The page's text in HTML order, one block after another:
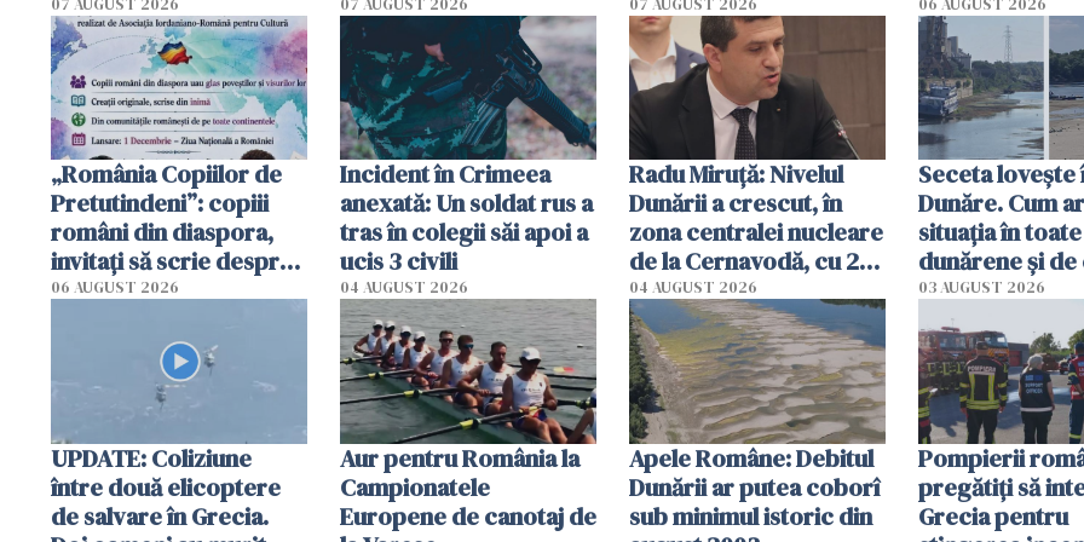
Poliția l-a identificat
07 AUGUST 2026
platforme": "Mi-au
cerut 1200 lei să mă
tracteze"
07 AUGUST 2026
începe la 1 octombrie
07 AUGUST 2026 06 AUGUST 2026
„România Copiilor de
Pretutindeni”: copiii
români din diaspora,
invitați să scrie despre
România într-un volum
06 AUGUST 2026
Incident în Crimeea
anexată: Un soldat rus a
tras în colegii săi apoi a
ucis 3 civili
04 AUGUST 2026
Radu Miruţă: Nivelul
Dunării a crescut, în
zona centralei nucleare
de la Cernavodă, cu 2
cm faţă de ziua trecută
04 AUGUST 2026
Seceta
Dunăre. Cum
situația în
dunărene și de
România
efectele, deși a
în iulie
03 AUGUST 2026
UPDATE: Coliziune
între două elicoptere
de salvare în Grecia.
Aur pentru România la
Campionatele
Europene de canotaj de
Apele Române: Debitul
Dunării ar putea coborî
sub minimul istoric din
Pompierii
pregătiţi să
Grecia pentru